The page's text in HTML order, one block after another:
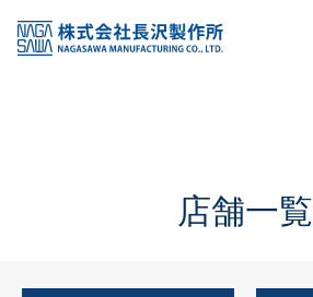
KSS加盟店・取扱店情報
店舗一覧
店舗一覧